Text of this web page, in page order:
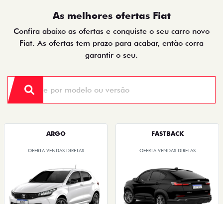
As melhores ofertas Fiat
Confira abaixo as ofertas e conquiste o seu carro novo
Fiat. As ofertas tem prazo para acabar, então corra
garantir o seu.
ARGO
OFERTA VENDAS DIRETAS
FASTBACK
OFERTA VENDAS DIRETAS